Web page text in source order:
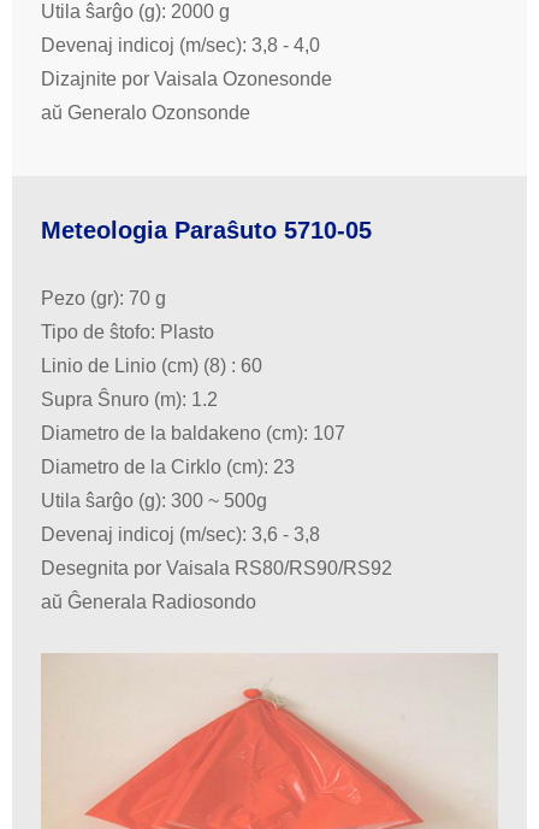
Utila ŝarĝo (g): 2000 g
Devenaj indicoj (m/sec): 3,8 - 4,0
Dizajnite por Vaisala Ozonesonde
aŭ Generalo Ozonsonde
Meteologia Paraŝuto 5710-05
Pezo (gr): 70 g
Tipo de ŝtofo: Plasto
Linio de Linio (cm) (8) : 60
Supra Ŝnuro (m): 1.2
Diametro de la baldakeno (cm): 107
Diametro de la Cirklo (cm): 23
Utila ŝarĝo (g): 300 ~ 500g
Devenaj indicoj (m/sec): 3,6 - 3,8
Desegnita por Vaisala RS80/RS90/RS92
aŭ Ĝenerala Radiosondo